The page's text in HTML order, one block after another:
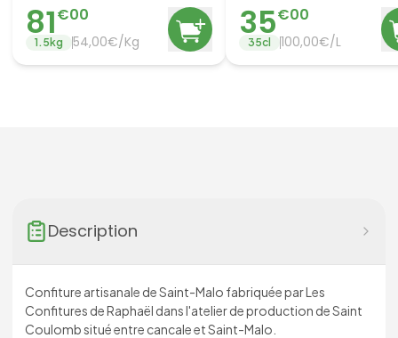
81€00
1.5kg 54,00€/Kg 35€00
35cl 100,00€/L
Description
Confiture artisanale de Saint-Malo fabriquée par Les
Confitures de Raphaël dans l'atelier de production de Saint
Coulomb situé entre cancale et Saint-Malo.